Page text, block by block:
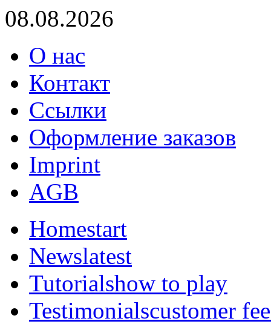
08.08.2026
О нас
Контакт
Ссылки
Оформление заказов
Imprint
AGB
Homestart
Newslatest
Tutorialshow to play
Testimonialscustomer